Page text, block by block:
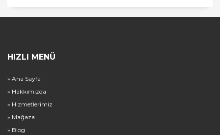
HIZLI MENÜ
» Ana Sayfa
» Hakkımızda
» Hizmetlerimiz
» Mağaza
» Blog